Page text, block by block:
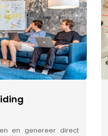
en genereer direct